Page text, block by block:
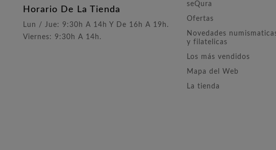
Horario De La Tienda
Lun / Jue: 9:30h A 14h Y De 16h A 19h.
Viernes: 9:30h A 14h.
seQura
Ofertas
Novedades
y filatelicas
Los más vendidos
Mapa del Web
La tienda